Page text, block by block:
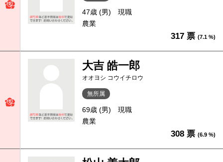
47歳 (男)
現職
農業
317 票 (7.1 %)
大吉 皓一郎
オオヨシ コウイチロウ
無所属
69歳 (男)
現職
農業
308 票 (6.9 %)